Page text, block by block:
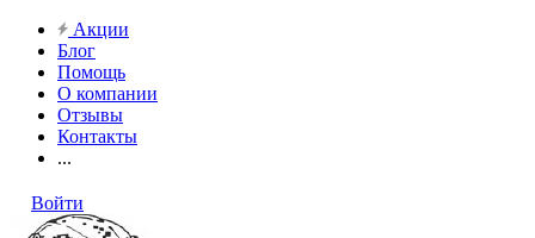
Акции
Блог
Помощь
О компании
Отзывы
Контакты
...
Войти